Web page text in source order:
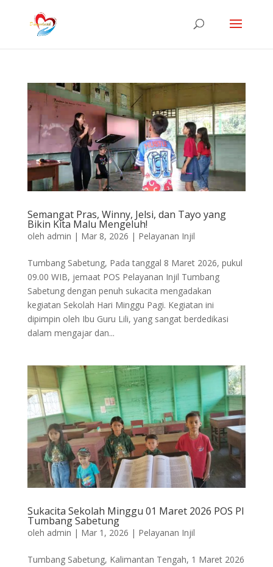
Semangat Pras, Winny, Jelsi, dan Tayo yang
Bikin Kita Malu Mengeluh!
oleh admin | Mar 8, 2026 | Pelayanan Injil
Tumbang Sabetung, Pada tanggal 8 Maret 2026, pukul
09.00 WIB, jemaat POS Pelayanan Injil Tumbang
Sabetung dengan penuh sukacita mengadakan
kegiatan Sekolah Hari Minggu Pagi. Kegiatan ini
dipimpin oleh Ibu Guru Lili, yang sangat berdedikasi
dalam mengajar dan...
Sukacita Sekolah Minggu 01 Maret 2026 POS PI
Tumbang Sabetung
oleh admin | Mar 1, 2026 | Pelayanan Injil
Tumbang Sabetung, Kalimantan Tengah, 1 Maret 2026